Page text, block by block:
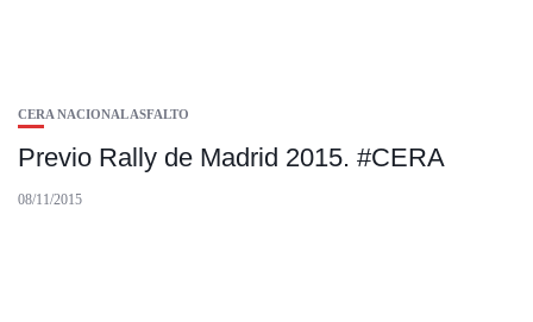
CERA NACIONAL ASFALTO
Previo Rally de Madrid 2015. #CERA
08/11/2015